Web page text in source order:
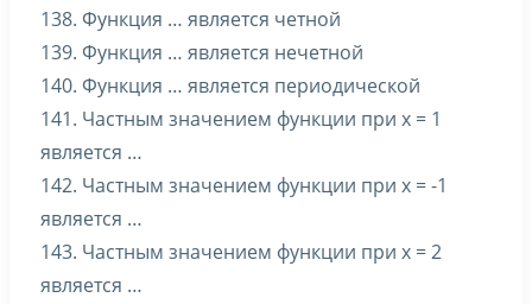
138. Функция … является четной
139. Функция … является нечетной
140. Функция … является периодической
141. Частным значением функции при x = 1
является …
142. Частным значением функции при x = -1
является …
143. Частным значением функции при x = 2
является …